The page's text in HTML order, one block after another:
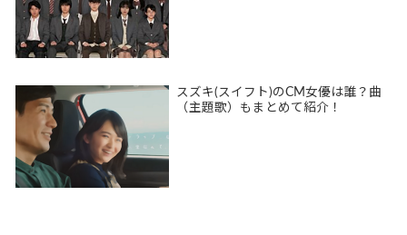
スズキ(スイフト)のCM女優は誰？曲
（主題歌）もまとめて紹介！